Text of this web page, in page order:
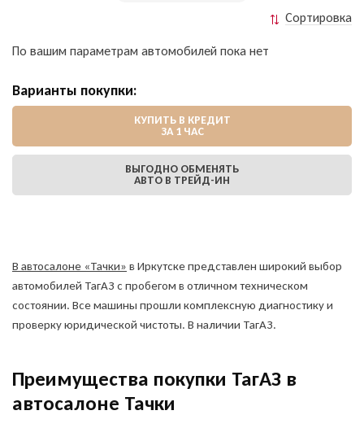
Сортировка
По вашим параметрам автомобилей пока нет
Варианты покупки:
КУПИТЬ В КРЕДИТ
ЗА 1 ЧАС
ВЫГОДНО ОБМЕНЯТЬ
АВТО В ТРЕЙД-ИН
В автосалоне «Тачки» в Иркутске представлен широкий выбор
автомобилей ТагАЗ с пробегом в отличном техническом
состоянии. Все машины прошли комплексную диагностику и
проверку юридической чистоты. В наличии ТагАЗ.
Преимущества покупки ТагАЗ в
автосалоне Тачки